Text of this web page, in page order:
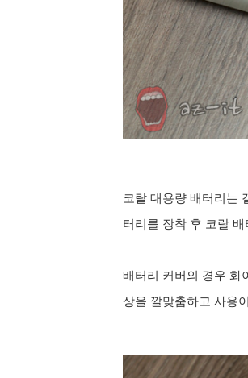
코랄 대용량 배터리는
터리를 장착 후 코랄
배터리 커버의 경우 화
상을 깔맞춤하고 사용